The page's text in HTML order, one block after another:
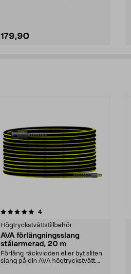
179,90
4recensioner
Högtryckstvättstillbehör
AVA förlängningsslang
stålarmerad, 20 m
Förläng räckvidden eller byt sliten
slang på din AVA högtryckstvätt.
5.0av 5 stjärnor